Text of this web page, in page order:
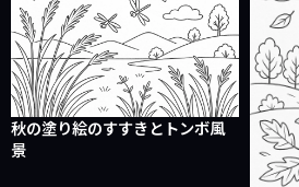
秋の塗り絵のすすきとトンボ風
景